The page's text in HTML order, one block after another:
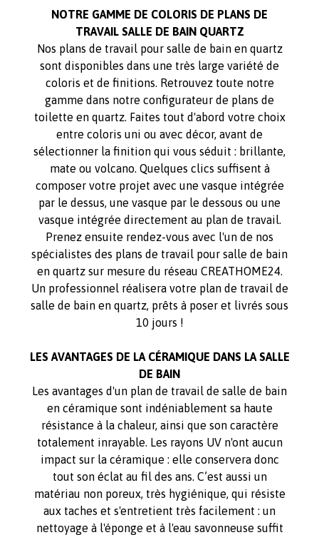
NOTRE GAMME DE COLORIS DE PLANS DE
TRAVAIL SALLE DE BAIN QUARTZ
Nos plans de travail pour salle de bain en quartz
sont disponibles dans une très large variété de
coloris et de finitions. Retrouvez toute notre
gamme dans notre configurateur de plans de
toilette en quartz. Faites tout d'abord votre choix
entre coloris uni ou avec décor, avant de
sélectionner la finition qui vous séduit : brillante,
mate ou volcano. Quelques clics suffisent à
composer votre projet avec une vasque intégrée
par le dessus, une vasque par le dessous ou une
vasque intégrée directement au plan de travail.
Prenez ensuite rendez-vous avec l'un de nos
spécialistes des plans de travail pour salle de bain
en quartz sur mesure du réseau CREATHOME24.
Un professionnel réalisera votre plan de travail de
salle de bain en quartz, prêts à poser et livrés sous
10 jours !
LES AVANTAGES DE LA CÉRAMIQUE DANS LA SALLE
DE BAIN
Les avantages d'un plan de travail de salle de bain
en céramique sont indéniablement sa haute
résistance à la chaleur, ainsi que son caractère
totalement inrayable. Les rayons UV n'ont aucun
impact sur la céramique : elle conservera donc
tout son éclat au fil des ans. C’est aussi un
matériau non poreux, très hygiénique, qui résiste
aux taches et s'entretient très facilement : un
nettoyage à l'éponge et à l'eau savonneuse suffit